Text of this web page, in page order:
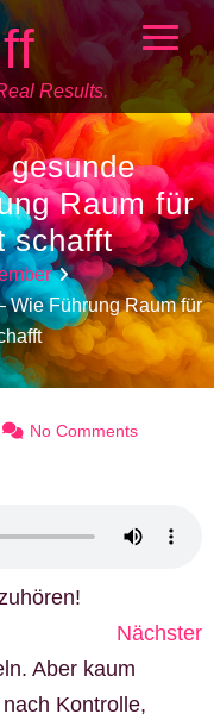
Results.
gesunde
Raum für
schafft
Wie Führung Raum für
No Comments
Nächster
Aber kaum
Kontrolle,